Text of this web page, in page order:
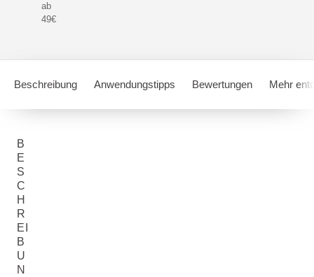
ab
49€
Beschreibung Anwendungstipps Bewertungen Mehr
B
E
S
C
H
R
EI
B
U
N